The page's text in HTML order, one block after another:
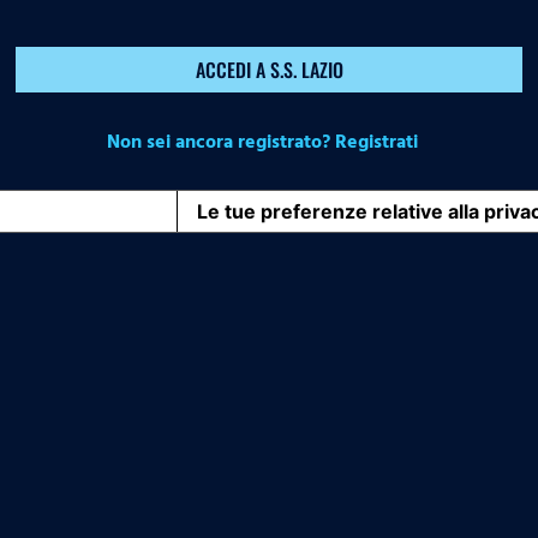
ACCEDI A S.S. LAZIO
Non sei ancora registrato? Registrati
Le tue preferenze relative alla